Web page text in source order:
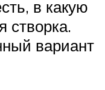
в какую
створка.
вариант